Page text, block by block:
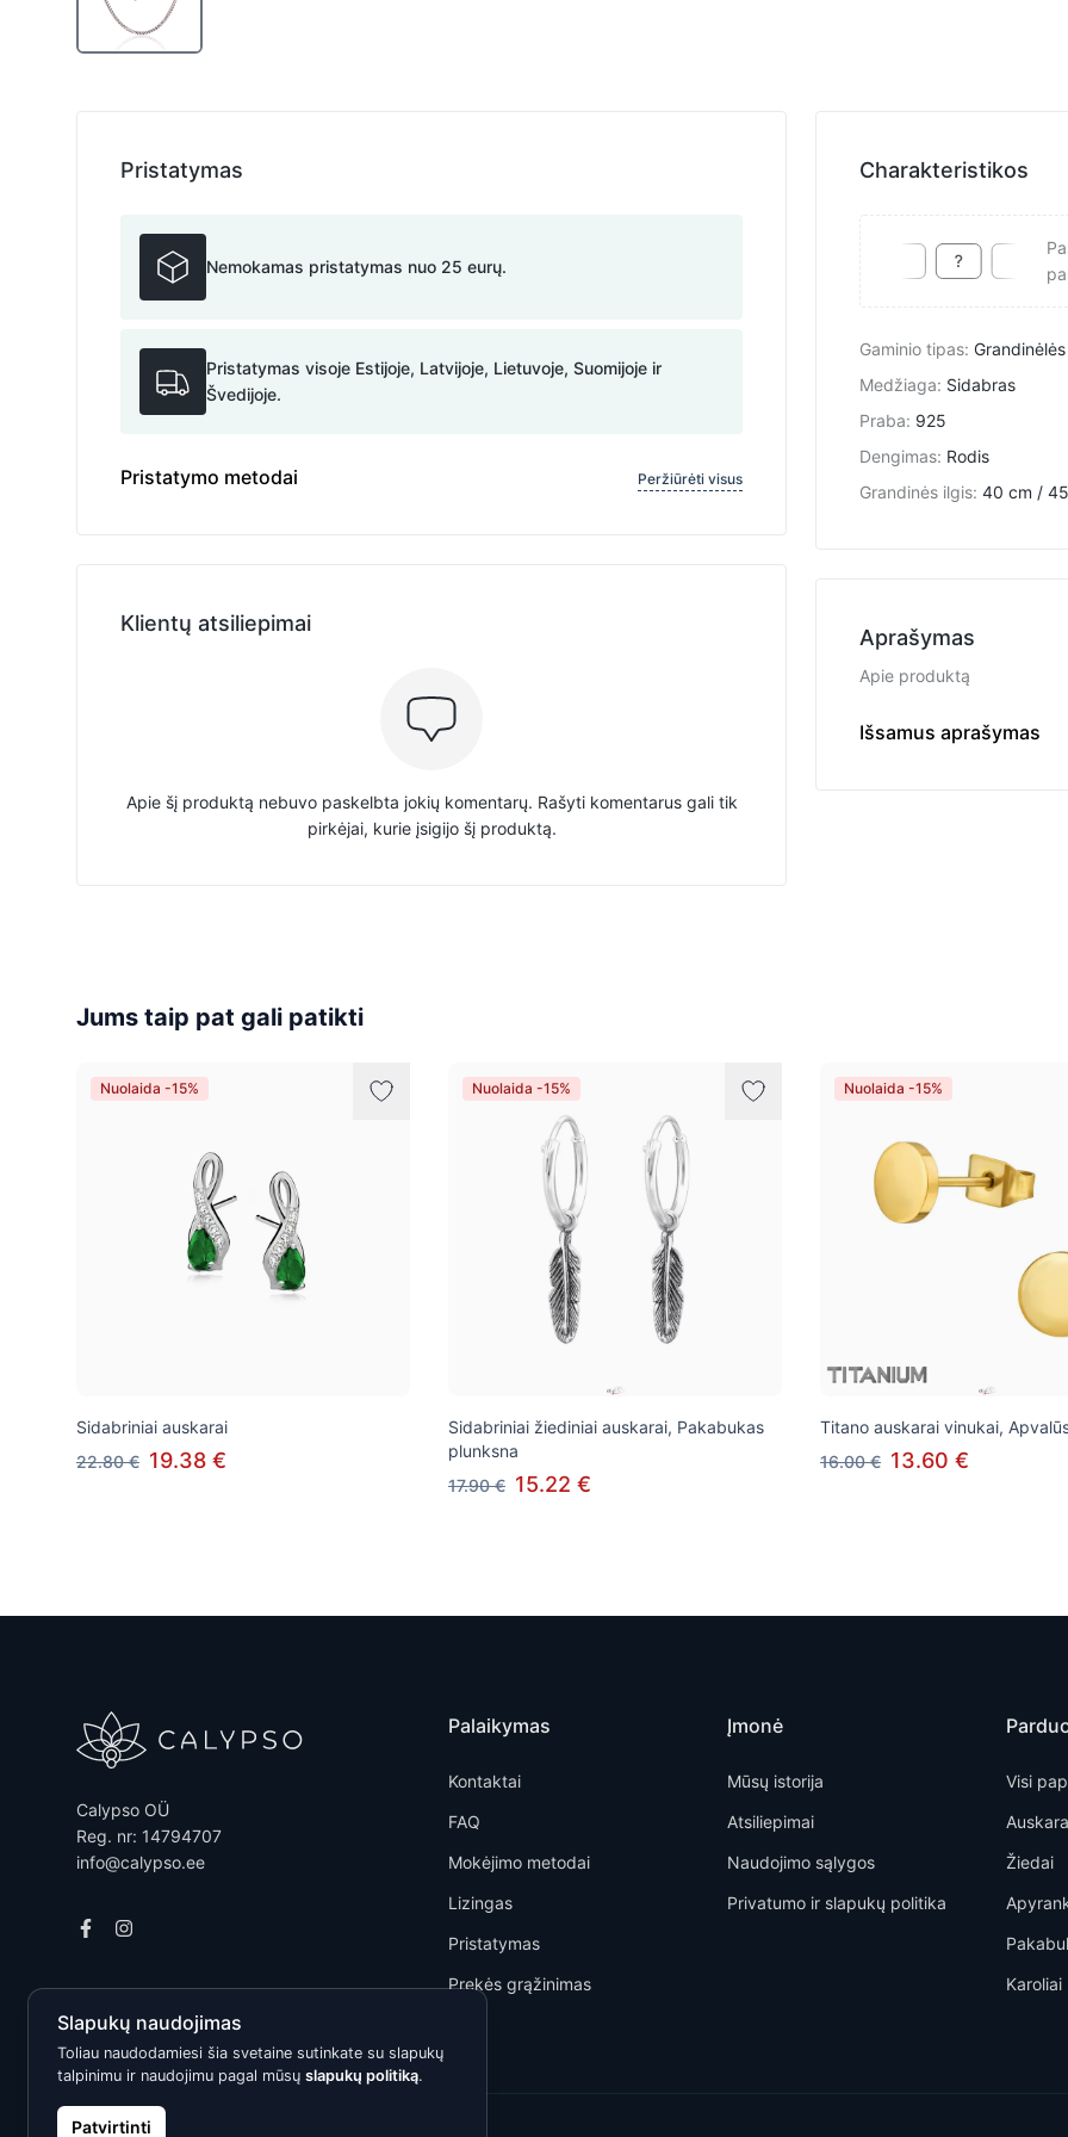
Charakteristikos
Gaminio tipas: Grandinėlės
Medžiaga: Sidabras
Praba: 925
Dengimas: Rodis
Grandinės ilgis: 40 cm /
Aprašymas
Apie produktą
Grandinėlės nėrimas:
Išsamus aprašymas
Pristatymas
Nemokamas pristatymas nuo 25 eurų.
Pristatymas visoje Estijoje, Latvijoje, Lietuvoje, Suomijoje ir
Švedijoje.
Pristatymo metodai Peržiūrėti visus
Klientų atsiliepimai
Apie šį produktą nebuvo paskelbta jokių komentarų. Rašyti komentarus gali tik
pirkėjai, kurie įsigijo šį produktą.
Jums taip pat gali patikti
Nuolaida -15%
Sidabriniai auskarai
22.80 € 19.38 €
Nuolaida -15%
Sidabriniai žiediniai auskarai, Pakabukas
plunksna
17.90 € 15.22 €
Nuolaida -15%
Titano auskarai vinukai,
16.00 € 13.60 €
Calypso OÜ
Reg. nr: 14794707
info@calypso.ee
Palaikymas
Kontaktai
FAQ
Mokėjimo metodai
Lizingas
Pristatymas
Prekės grąžinimas
Įmonė
Mūsų istorija
Atsiliepimai
Naudojimo sąlygos
Privatumo ir slapukų politika
Visi
Žiedai
Karoliai
Slapukų naudojimas
Toliau naudodamiesi šia svetaine sutinkate su slapukų
talpinimu ir naudojimu pagal mūsų slapukų politiką.
Patvirtinti